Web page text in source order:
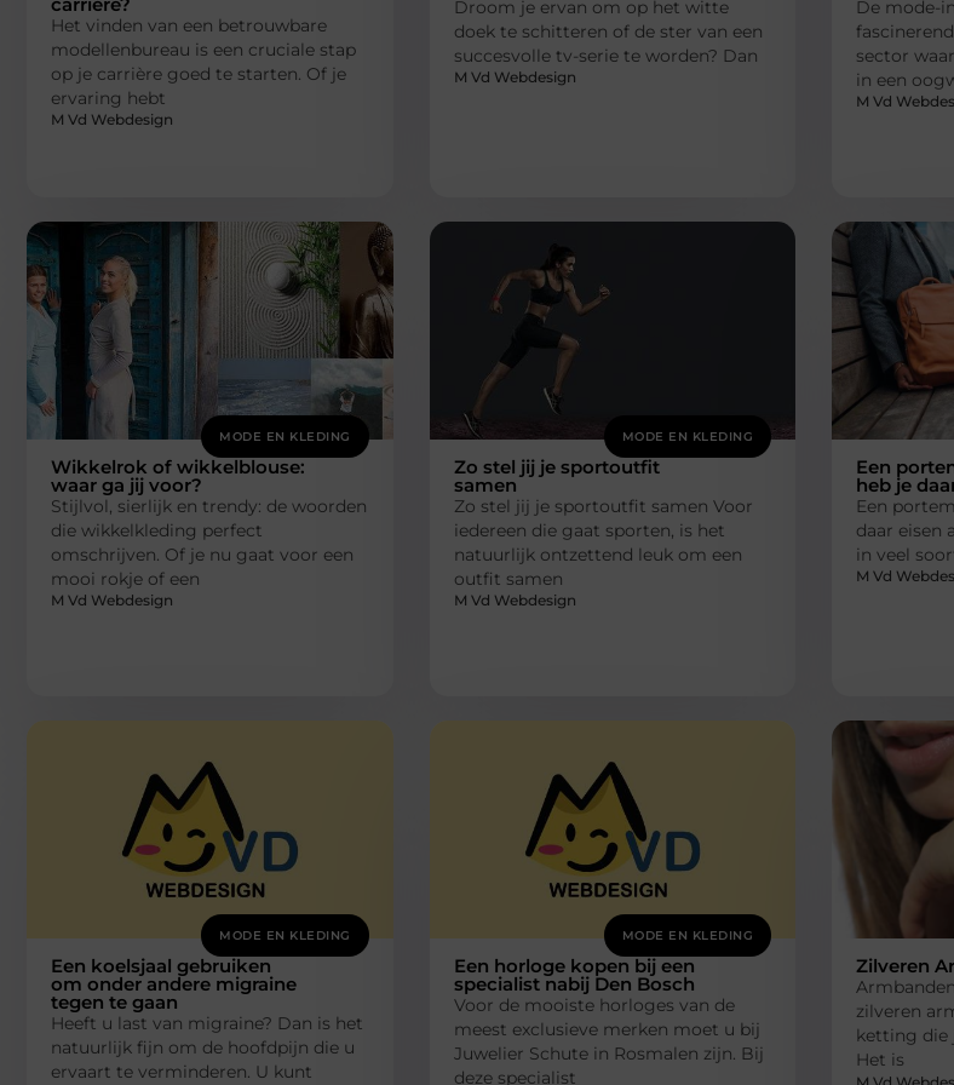
Het vinden van een betrouwbare
modellenbureau is een cruciale stap
op je carrière goed te starten. Of je
ervaring hebt
M Vd Webdesign
Droom je ervan om op het witte
doek te schitteren of de ster van een
succesvolle tv-serie te worden? Dan
M Vd Webdesign
De mode-
sector
in een
M Vd
MODE EN KLEDING
Wikkelrok of wikkelblouse:
waar ga jij voor?
Stijlvol, sierlijk en trendy: de woorden
die wikkelkleding perfect
omschrijven. Of je nu gaat voor een
mooi rokje of een
M Vd Webdesign
MODE EN KLEDING
Zo stel jij je sportoutfit
samen
Zo stel jij je sportoutfit samen Voor
iedereen die gaat sporten, is het
natuurlijk ontzettend leuk om een
outfit samen
M Vd Webdesign
Een
heb je
Een
daar eisen
in veel
M Vd
MODE EN KLEDING
Een koelsjaal gebruiken
om onder andere migraine
tegen te gaan
Heeft u last van migraine? Dan is het
natuurlijk fijn om de hoofdpijn die u
ervaart te verminderen. U kunt
MODE EN KLEDING
Een horloge kopen bij een
specialist nabij Den Bosch
Voor de mooiste horloges van de
meest exclusieve merken moet u bij
Juwelier Schute in Rosmalen zijn. Bij
deze specialist
Zilveren
zilveren
ketting die
Het is